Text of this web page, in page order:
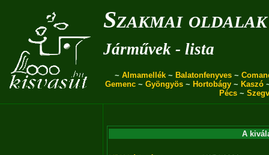
Szakmai oldalak
Járművek - lista
~ Almamellék ~ Balatonfenyves ~
Gemenc ~ Gyöngyös ~ Hortobágy ~ Kaszó
Pécs ~
A